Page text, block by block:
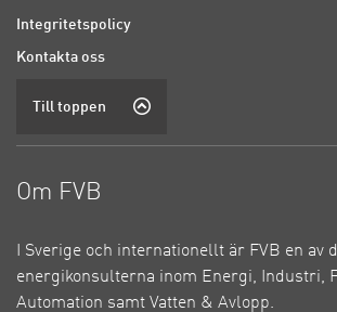
Integritetspolicy
Kontakta oss
Till toppen
Om FVB
I Sverige och internationellt är FVB en av
energikonsulterna inom Energi, Industri,
Automation samt Vatten & Avlopp.